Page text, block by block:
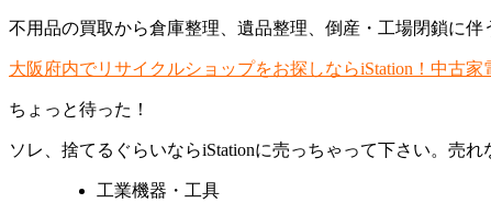
不用品の買取から倉庫整理、遺品整理、倒産・工場閉鎖に
大阪府内でリサイクルショップをお探しならiStation！中古
ちょっと待った！
ソレ、捨てるぐらいならiStationに売っちゃって下さい。売れ
工業機器・工具